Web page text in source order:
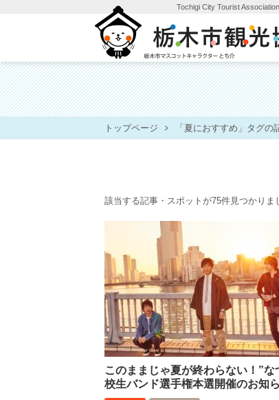
Tochigi City Tourist Association
トップページ 「夏におすすめ」タグの
該当する記事・スポットが75件見つかりま
このままじゃ夏が終わらない！”な
校生バンド選手権本選開催のお知ら